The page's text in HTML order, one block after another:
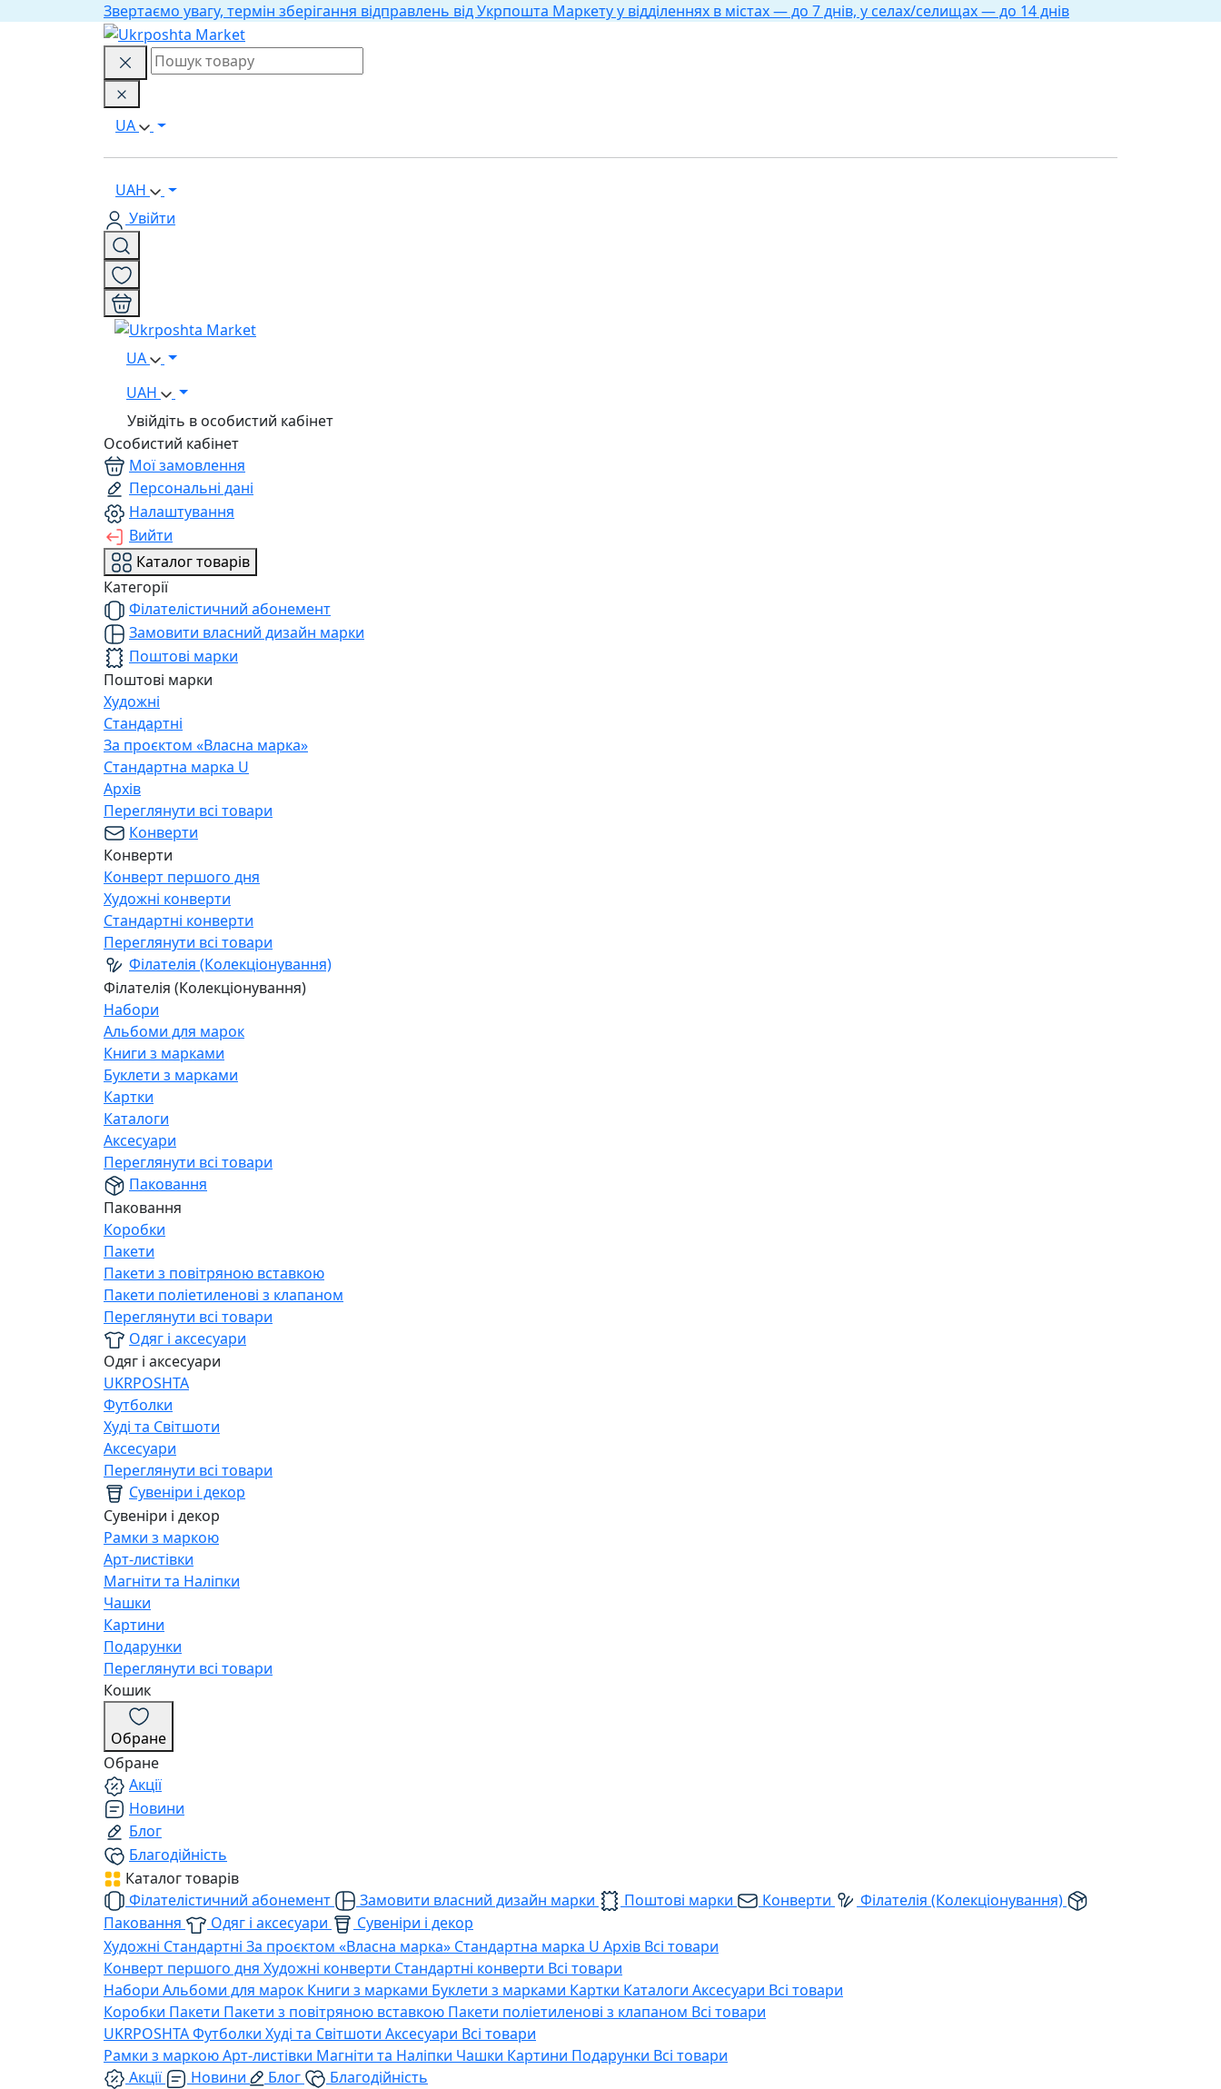
Звертаємо увагу, термін зберігання відправлень від Укрпошта Маркету у відділеннях в містах — до 7 днів, у селах/селищах — до 14 днів
UA
UAH
Увійти
UA
UAH
Увійдіть в особистий кабінет
Особистий кабінет
Мої замовлення
Персональні дані
Налаштування
Вийти
Каталог товарів
Категорії
Філателістичний абонемент
Замовити власний дизайн марки
Поштові марки
Поштові марки
Художні
Стандартні
За проєктом «Власна марка»
Стандартна марка U
Архів
Переглянути всі товари
Конверти
Конверти
Конверт першого дня
Художні конверти
Стандартні конверти
Переглянути всі товари
Філателія (Колекціонування)
Філателія (Колекціонування)
Набори
Альбоми для марок
Книги з марками
Буклети з марками
Картки
Каталоги
Аксесуари
Переглянути всі товари
Паковання
Паковання
Коробки
Пакети
Пакети з повітряною вставкою
Пакети поліетиленові з клапаном
Переглянути всі товари
Одяг і аксесуари
Одяг і аксесуари
UKRPOSHTA
Футболки
Худі та Світшоти
Аксесуари
Переглянути всі товари
Сувеніри і декор
Сувеніри і декор
Рамки з маркою
Арт-листівки
Магніти та Наліпки
Чашки
Картини
Подарунки
Переглянути всі товари
Кошик
Обране
Обране
Акції
Новини
Блог
Благодійність
Каталог товарів
Філателістичний абонемент
Замовити власний дизайн марки Поштові марки Конверти
Філателія (Колекціонування)
Паковання
Одяг і аксесуари
Сувеніри і декор
Художні Стандартні За проєктом «Власна марка» Стандартна марка U Архів Всі товари
Конверт першого дня Художні конверти Стандартні конверти Всі товари
Набори Альбоми для марок Книги з марками Буклети з марками Картки Каталоги Аксесуари Всі товари
Коробки Пакети Пакети з повітряною вставкою Пакети поліетиленові з клапаном Всі товари
UKRPOSHTAФутболки Худі та Світшоти Аксесуари Всі товари
Рамки з маркоюАрт-листівки Магніти та Наліпки Чашки Картини Подарунки Всі товари
Акції
Новини Блог
Благодійність